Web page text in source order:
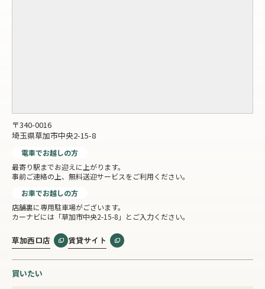
〒340-0016
埼玉県草加市中央2-15-8
電車でお越しの方
最寄り駅までお迎えに上がります。
事前ご連絡の上、無料送迎サービスをご利用ください。
お車でお越しの方
店舗裏に専用駐車場がございます。
カーナビには「草加市中央2-15-8」とご入力ください。
草加西口店 賃貸サイト
買いたい